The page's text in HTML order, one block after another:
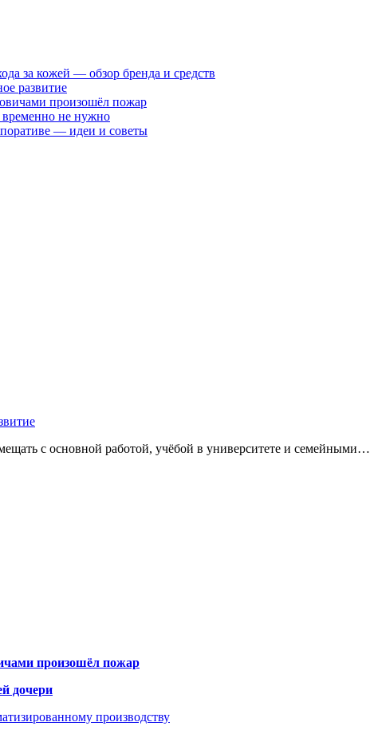
за кожей — обзор бренда и средств
развитие
произошёл пожар
временно не нужно
— идеи и советы
с основной работой, учёбой в университете и семейными…
произошёл пожар
дочери
производству